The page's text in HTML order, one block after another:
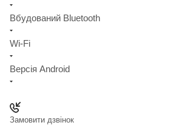
Вбудований Bluetooth
Wi-Fi
Версія Android
Замовити дзвінок